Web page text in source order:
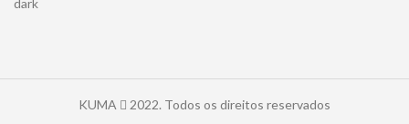
KUMA
2022. Todos os direitos reservados